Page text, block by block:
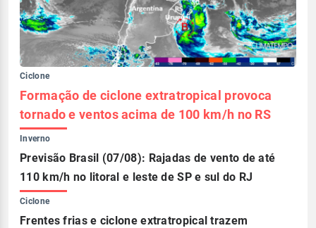
Ciclone
Formação de ciclone extratropical provoca
tornado e ventos acima de 100 km/h no RS
Inverno
Previsão Brasil (07/08): Rajadas de vento de até
110 km/h no litoral e leste de SP e sul do RJ
Ciclone
Frentes frias e ciclone extratropical trazem